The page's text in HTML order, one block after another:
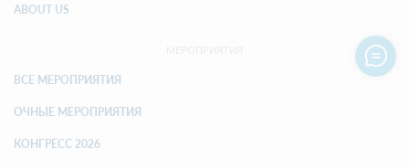
ABOUT US
ВСЕ МЕРОПРИЯТИЯ
ОЧНЫЕ МЕРОПРИЯТИЯ
КОНГРЕСС 2026